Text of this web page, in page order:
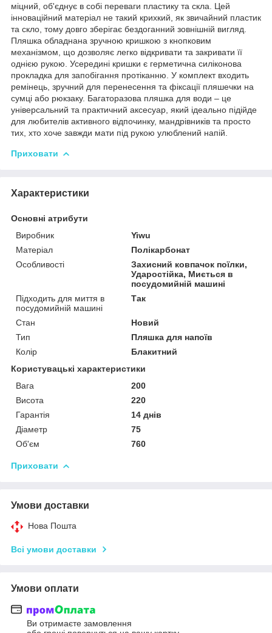
міцний, об'єднує в собі переваги пластику та скла. Цей
інноваційний матеріал не такий крихкий, як звичайний пластик
та скло, тому довго зберігає бездоганний зовнішній вигляд.
Пляшка обладнана зручною кришкою з кнопковим
механізмом, що дозволяє легко відкривати та закривати її
однією рукою. Усередині кришки є герметична силіконова
прокладка для запобігання протіканню. У комплект входить
ремінець, зручний для перенесення та фіксації пляшечки на
сумці або рюкзаку. Багаторазова пляшка для води – це
універсальний та практичний аксесуар, який ідеально підійде
для любителів активного відпочинку, мандрівників та просто
тих, хто хоче завжди мати під рукою улюблений напій.
Приховати
Характеристики
Основні атрибути
Виробник
Yiwu
Матеріал
Полікарбонат
Особливості
Захисний ковпачок поїлки,
Ударостійка, Миється в
посудомийній машині
Підходить для миття в
посудомийній машині
Так
Стан
Новий
Тип
Пляшка для напоїв
Колір
Блакитний
Користувацькі характеристики
Вага
200
Висота
220
Гарантія
14 днів
Діаметр
75
Об'єм
760
Приховати
Умови доставки
Нова Пошта
Всі умови доставки
Умови оплати
Ви отримаєте замовлення